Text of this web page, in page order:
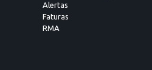
Alertas
Faturas
RMA